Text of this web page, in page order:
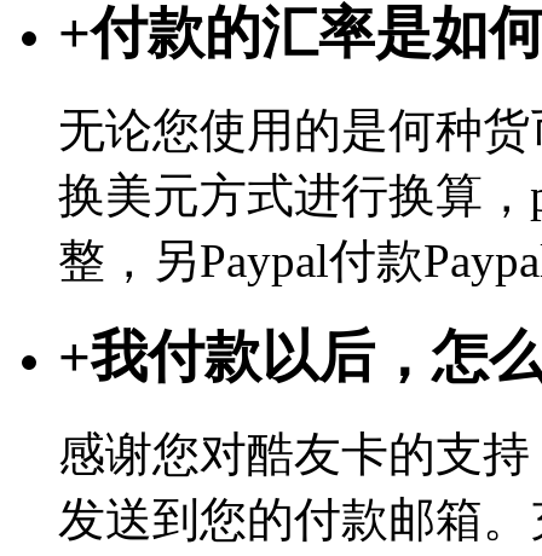
+付款的汇率是如
无论您使用的是何种
换美元方式进行换算
整，另Paypal付款
+我付款以后，怎
感谢您对酷友卡的支
发送到您的付款邮箱